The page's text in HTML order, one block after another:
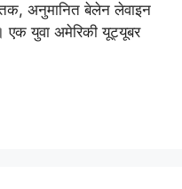
अनुमानित बेलेन लेवाइन
एक युवा अमेरिकी यूट्यूबर